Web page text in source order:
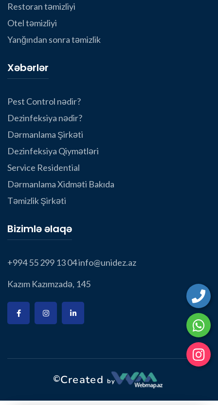
Restoran təmizliyi
Otel təmizliyi
Yanğından sonra təmizlik
Xəbərlər
Pest Control nədir?
Dezinfeksiya nədir?
Dərmanlama Şirkəti
Dezinfeksiya Qiymətləri
Service Residential
Dərmanlama Xidməti Bakıda
Təmizlik Şirkəti
Bizimlə əlaqə
+994 55 299 13 04info@unidez.az
Kazım Kazımzadə, 145
©